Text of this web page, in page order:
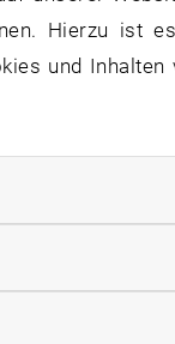
Hierzu ist
und
zulassen